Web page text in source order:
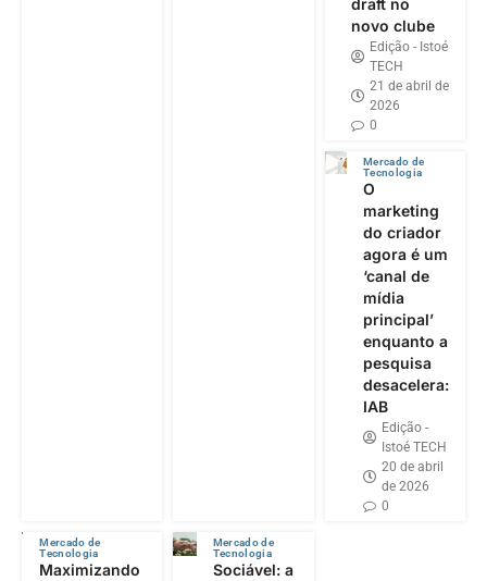
draft no
novo clube
Edição - Istoé
TECH
21 de abril de
2026
0
Mercado de
Tecnologia
O
marketing
do criador
agora é um
‘canal de
mídia
principal’
enquanto a
pesquisa
desacelera:
IAB
Edição -
Istoé TECH
20 de abril
de 2026
0
Mercado de
Tecnologia
Maximizando
Mercado de
Tecnologia
Sociável: a